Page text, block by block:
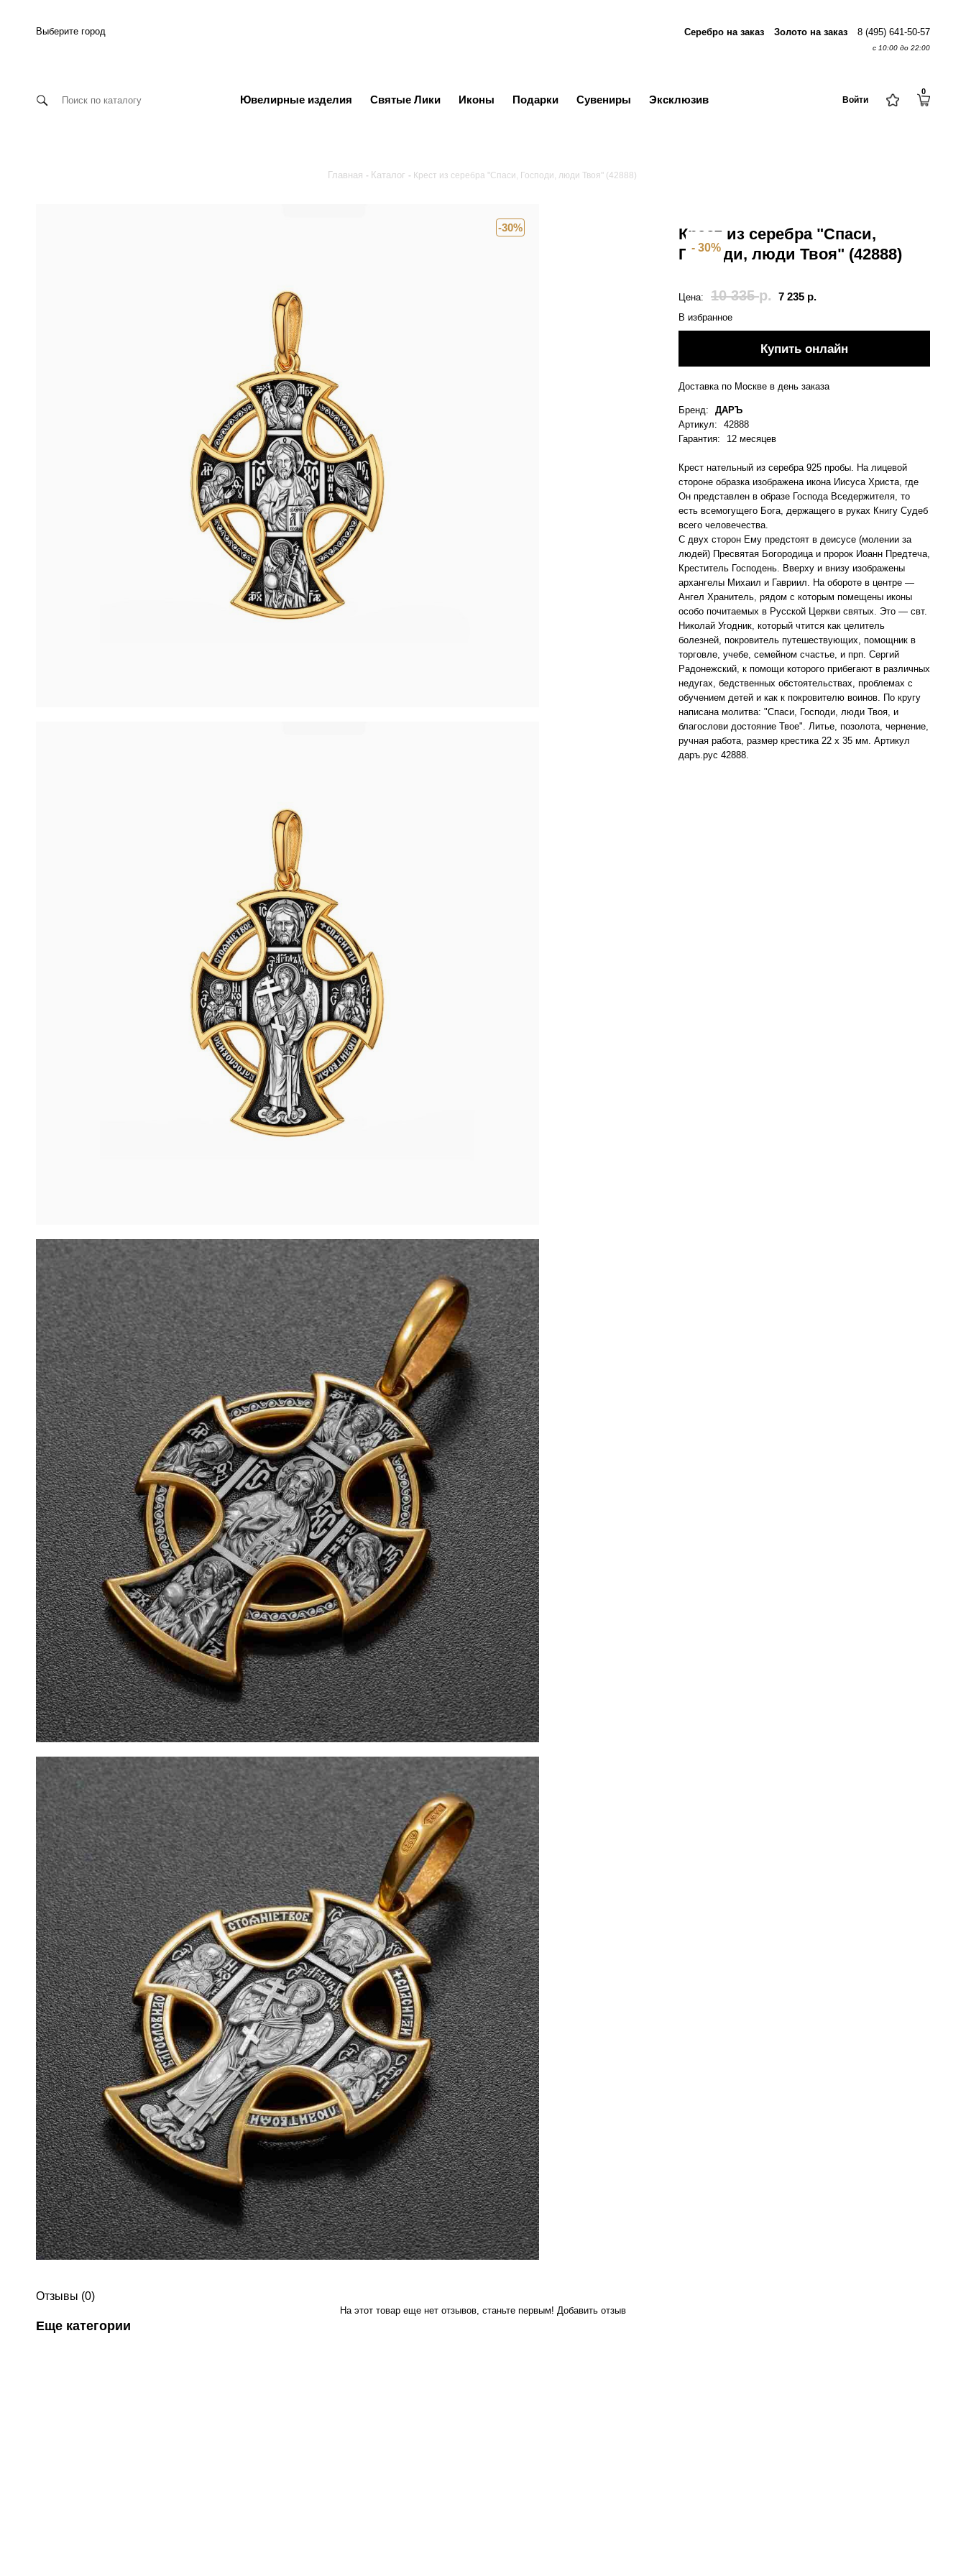
Выберите город Серебро на заказ Золото на заказ 8 (495) 641-50-57
с 10:00 до 22:00
Ювелирные изделия Святые Лики Иконы Подарки Сувениры Эксклюзив Войти
0
Главная Каталог Крест из серебра "Спаси, Господи, люди Твоя" (42888)
-30%
- 30%
Крест из серебра "Спаси,
Господи, люди Твоя" (42888)
Цена: 10 335р. 7 235 р.
В избранное
Купить онлайн
Доставка по Москве в день заказа
Бренд:
ДАРЪ
Артикул:
42888
Гарантия: 12 месяцев
Крест нательный из серебра 925 пробы. На лицевой
стороне образка изображена икона Иисуса Христа, где
Он представлен в образе Господа Вседержителя, то
есть всемогущего Бога, держащего в руках Книгу Судеб
всего человечества.
С двух сторон Ему предстоят в деисусе (молении за
людей) Пресвятая Богородица и пророк Иоанн Предтеча,
Креститель Господень. Вверху и внизу изображены
архангелы Михаил и Гавриил. На обороте в центре —
Ангел Хранитель, рядом с которым помещены иконы
особо почитаемых в Русской Церкви святых. Это — свт.
Николай Угодник, который чтится как целитель
болезней, покровитель путешествующих, помощник в
торговле, учебе, семейном счастье, и прп. Сергий
Радонежский, к помощи которого прибегают в различных
недугах, бедственных обстоятельствах, проблемах с
обучением детей и как к покровителю воинов. По кругу
написана молитва: "Спаси, Господи, люди Твоя, и
благослови достояние Твое". Литье, позолота, чернение,
ручная работа, размер крестика 22 х 35 мм. Артикул
даръ.рус 42888.
Отзывы (0)
На этот товар еще нет отзывов, станьте первым! Добавить отзыв
Еще категории